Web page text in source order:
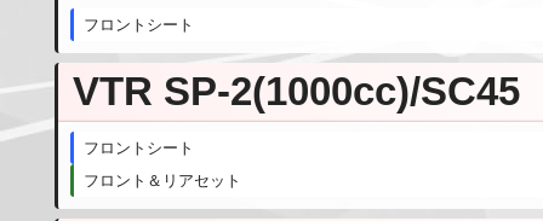
フロントシート
VTR SP-2(1000cc)/SC45
フロントシート
フロント＆リアセット